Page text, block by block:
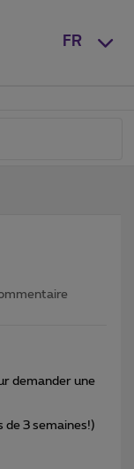
FR
demander une
de 3 semaines!)